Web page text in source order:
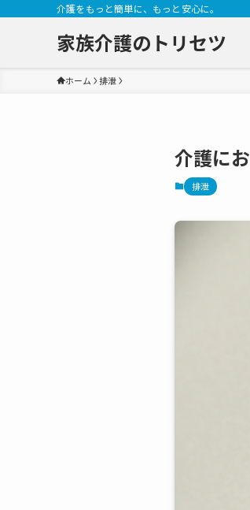
介護をもっと簡単に、もっと安心に。
家族介護のトリセツ
ホーム 排泄
介護に
排泄